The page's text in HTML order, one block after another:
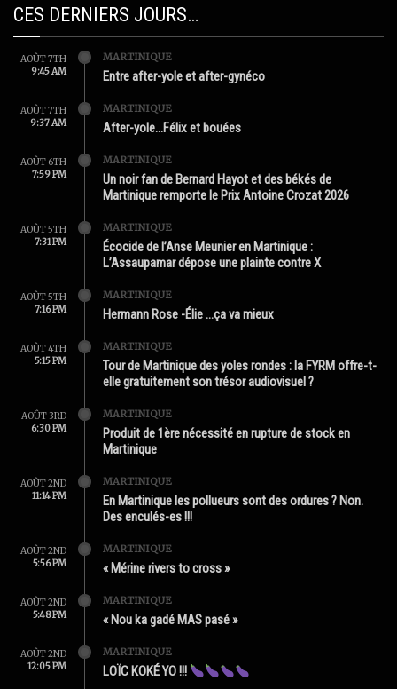
CES DERNIERS JOURS…
AOÛT 7TH
9:45 AM
MARTINIQUE
Entre after-yole et after-gynéco
AOÛT 7TH
9:37 AM
MARTINIQUE
After-yole…Félix et bouées
AOÛT 6TH
7:59 PM
MARTINIQUE
Un noir fan de Bernard Hayot et des békés de
Martinique remporte le Prix Antoine Crozat 2026
AOÛT 5TH
7:31 PM
MARTINIQUE
Écocide de l’Anse Meunier en Martinique :
L’Assaupamar dépose une plainte contre X
AOÛT 5TH
7:16 PM
MARTINIQUE
Hermann Rose -Élie …ça va mieux
AOÛT 4TH
5:15 PM
MARTINIQUE
Tour de Martinique des yoles rondes : la FYRM offre-t-
elle gratuitement son trésor audiovisuel ?
AOÛT 3RD
6:30 PM
MARTINIQUE
Produit de 1ère nécessité en rupture de stock en
Martinique
AOÛT 2ND
11:14 PM
MARTINIQUE
En Martinique les pollueurs sont des ordures ? Non.
Des enculés-es !!!
AOÛT 2ND
5:56 PM
MARTINIQUE
« Mérine rivers to cross »
AOÛT 2ND
5:48 PM
MARTINIQUE
« Nou ka gadé MAS pasé »
AOÛT 2ND
12:05 PM
MARTINIQUE
LOÏC KOKÉ YO !!!